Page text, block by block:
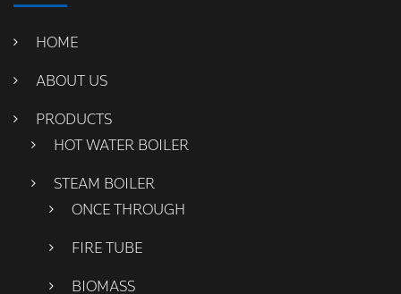
HOME
ABOUT US
PRODUCTS
HOT WATER BOILER
STEAM BOILER
ONCE THROUGH
FIRE TUBE
BIOMASS